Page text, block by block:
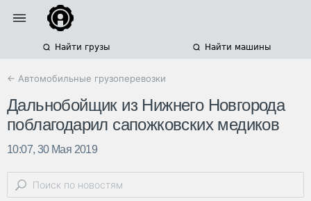
Найти грузы Найти машины
← Автомобильные грузоперевозки
Дальнобойщик из Нижнего Новгорода
поблагодарил сапожковских медиков
10:07, 30 Мая 2019